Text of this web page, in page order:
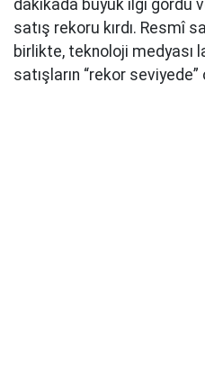
dakikada büyük ilgi gördü
satış rekoru kırdı. Resmî
birlikte, teknoloji medyası
satışların “rekor